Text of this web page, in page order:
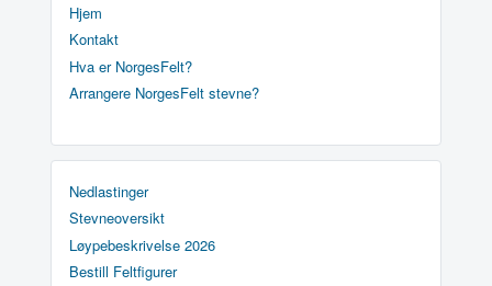
Hjem
Kontakt
Hva er NorgesFelt?
Arrangere NorgesFelt stevne?
Nedlastinger
Stevneoversikt
Løypebeskrivelse 2026
Bestill Feltfigurer